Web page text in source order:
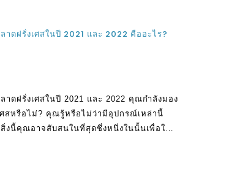
ดฝรั่งเศสในปี 2021 และ 2022 คืออะไร?
ดฝรั่งเศสในปี 2021 และ 2022 คุณกำลังมอง
สหรือไม่? คุณรู้หรือไม่ว่ามีอุปกรณ์เหล่านี้
งนี้คุณอาจสับสนในที่สุดซึ่งหนึ่งในนั้นเพื่อใช้